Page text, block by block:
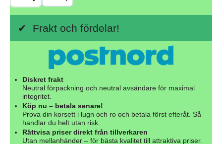
✔ Frakt och fördelar!
Diskret frakt
Neutral förpackning och neutral avsändare för maximal
integritet.
Köp nu – betala senare!
Prova din korsett i lugn och ro och betala först efteråt. Så
handlar du helt utan risk.
Rättvisa priser direkt från tillverkaren
Utan mellanhänder – för bästa kvalitet till attraktiva priser.